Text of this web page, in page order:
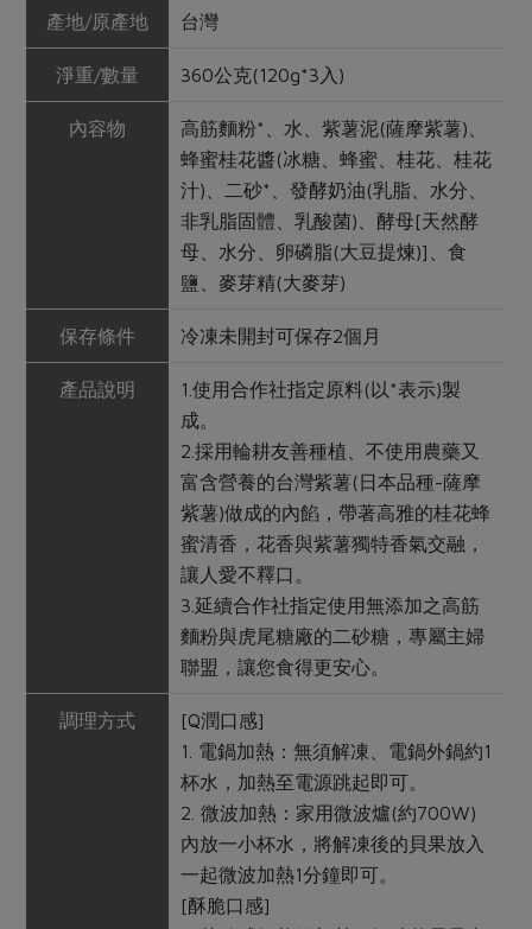
產地/原產地 台灣
淨重/數量 360公克(120g*3入)
內容物
高筋麵粉*、水、紫薯泥(薩摩紫薯)、
蜂蜜桂花醬(冰糖、蜂蜜、桂花、桂花
汁)、二砂*、發酵奶油(乳脂、水分、
非乳脂固體、乳酸菌)、酵母[天然酵
母、水分、卵磷脂(大豆提煉)]、食
鹽、麥芽精(大麥芽)
保存條件 冷凍未開封可保存2個月
產品說明
1.使用合作社指定原料(以*表示)製
成。
2.採用輪耕友善種植、不使用農藥又
富含營養的台灣紫薯(日本品種-薩摩
紫薯)做成的內餡，帶著高雅的桂花蜂
蜜清香，花香與紫薯獨特香氣交融，
讓人愛不釋口。
3.延續合作社指定使用無添加之高筋
麵粉與虎尾糖廠的二砂糖，專屬主婦
聯盟，讓您食得更安心。
調理方式
[Q潤口感]
1. 電鍋加熱：無須解凍、電鍋外鍋約1
杯水，加熱至電源跳起即可。
2. 微波加熱：家用微波爐(約700W)
內放一小杯水，將解凍後的貝果放入
一起微波加熱1分鐘即可。
[酥脆口感]